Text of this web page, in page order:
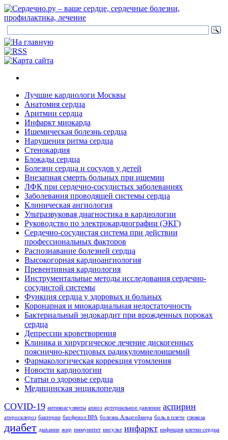
Лучшие кардиологи Москвы
Анатомия сердца
Аритмии сердца
Инфаркт миокарда
Ишемическая болезнь сердца
Нарушения ритма сердца
Стенокардия
Блокады сердца
Болезни сердца и сосудов у детей
Внезапная смерть больных при ишемии
ЛФК при сердечно-сосудистых заболеваниях
Заболевания проводящей системы сердца
Клиническая ангиология
Ультразвуковая диагностика в кардиологии
Руководство по электрокардиографии (ЭКГ)
Сердечно-сосудистая система при действии
профессиональных факторов
Распознавание болезней сердца
Высокогорная кардиоангиология
Превентивная кардиология
Инструментальные методы исследования сердечно-
сосудистой системы
Функция сердца у здоровых и больных
Коронарная и миокардиальная недостаточность
Бактериальный эндокардит при врожденных пороках
сердца
Депрессии кроветворения
Клиника и хирургическое лечение дискогенных
пояснично-крестцовых радикуломиелоишемий
Фармакологическая коррекция утомления
Новости кардиологии
Статьи о здоровье сердца
Медицинская энциклопедия
COVID-19 антикоагулянты апноэ артериальное давление аспирин
атеросклероз бактерии бисфенол BPA болезнь Альцгеймера боль в плече глюкоза
диабет дыхание жир иммунитет инсульт инфаркт инфекция клетки сердца